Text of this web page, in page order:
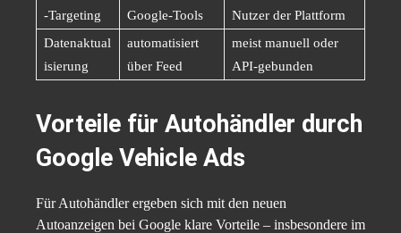
-Targeting
Google-Tools
Nutzer der Plattform
Datenaktual
isierung
automatisiert
über Feed
meist manuell oder
API-gebunden
Vorteile für Autohändler durch
Google Vehicle Ads
Für Autohändler ergeben sich mit den neuen
Autoanzeigen bei Google klare Vorteile – insbesondere im